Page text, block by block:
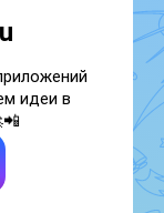
идеи в